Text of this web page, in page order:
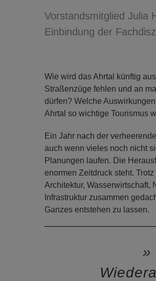
Vorstandsmitglied Julia
Einbindung der
Wie wird das Ahrtal künftig
Straßenzüge fehlen und an
dürfen? Welche
Ahrtal so wichtige Tourismus
Ein Jahr nach der
auch wenn vieles noch nicht
Planungen laufen. Die
enormen Zeitdruck steht.
Architektur, Wasserwirtschaft,
Infrastruktur zusammen
Ganzes entstehen zu lassen.